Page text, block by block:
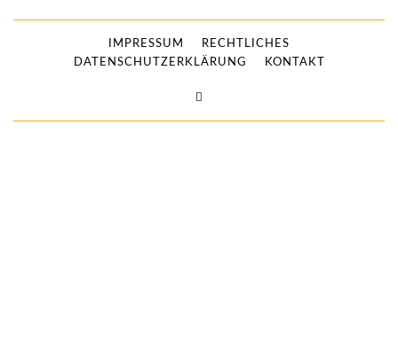
IMPRESSUM
RECHTLICHES
DATENSCHUTZERKLÄRUNG
KONTAKT